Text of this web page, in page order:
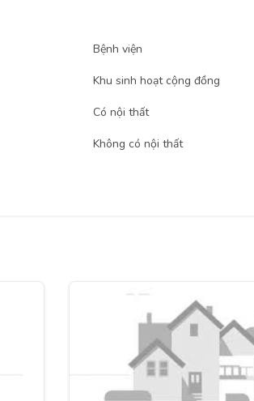
Bệnh viện
Khu sinh hoạt cộng đồng
Có nội thất
Không có nội thất